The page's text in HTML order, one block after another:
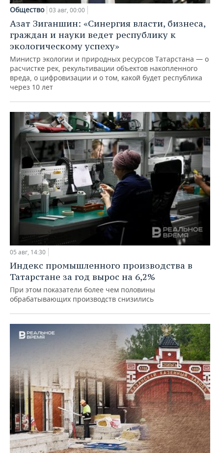
Общество 03 авг, 00:00
Азат Зиганшин: «Синергия власти, бизнеса,
граждан и науки ведет республику к
экологическому успеху»
Министр экологии и природных ресурсов Татарстана — о
расчистке рек, рекультивации объектов накопленного
вреда, о цифровизации и о том, какой будет республика
через 10 лет
05 авг, 14:30
Индекс промышленного производства в
Татарстане за год вырос на 6,2%
При этом показатели более чем половины
обрабатывающих производств снизились